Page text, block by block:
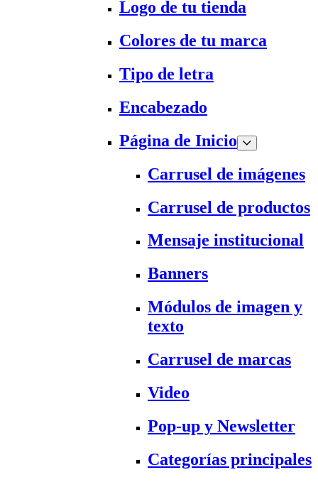
Logo de tu tienda
Colores de tu marca
Tipo de letra
Encabezado
Página de Inicio
Carrusel de imágenes
Carrusel de productos
Mensaje institucional
Banners
Módulos de imagen y
texto
Carrusel de marcas
Video
Pop-up y Newsletter
Categorías principales